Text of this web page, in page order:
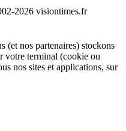
2026 visiontimes.fr
(et nos partenaires) stockons
votre terminal (cookie ou
nos sites et applications, sur